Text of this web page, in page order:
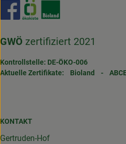
Externer Link zu https://
GWÖ zertifiziert 2021
Kontrollstelle: DE-ÖKO-006
Aktuelle Zertifikate: Bioland -
KONTAKT
Gertruden-Hof